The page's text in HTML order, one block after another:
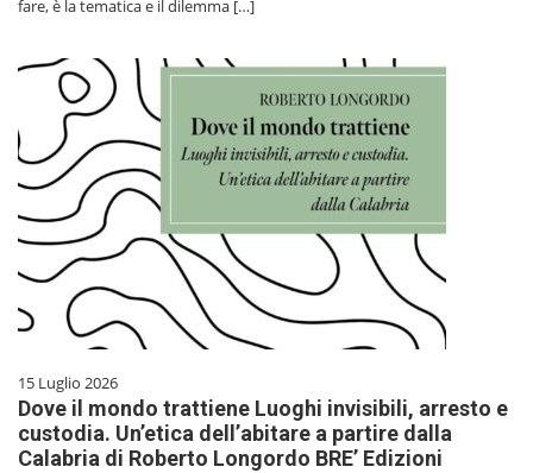
fare, è la tematica e il dilemma […]
15 Luglio 2026
Dove il mondo trattiene Luoghi invisibili, arresto e
custodia. Un’etica dell’abitare a partire dalla
Calabria di Roberto Longordo BRE’ Edizioni